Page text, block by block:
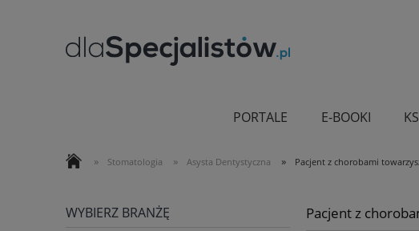
PORTALE E-BOOKI
» Stomatologia » Asysta Dentystyczna » Pacjent z chorobami
WYBIERZ BRANŻĘ Pacjent z